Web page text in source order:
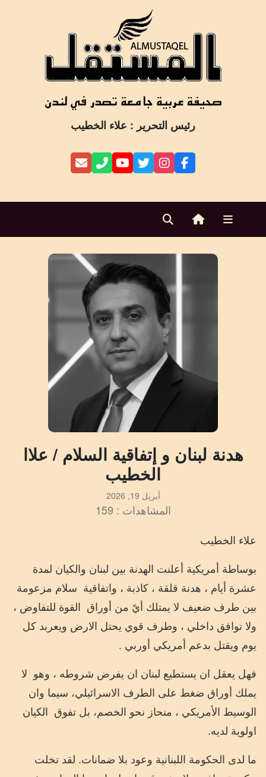
رئيس التحرير : علاء الخطيب
هدنة لبنان و إتفاقية السلام / علاا
الخطيب
أبريل 19, 2026
المشاهدات : 159
علاء الخطيب
بوساطة أمريكية أعلنت الهدنة بين لبنان والكيان لمدة
عشرة أيام ، هدنة قلقة ، كاذبة ، واتفاقية سلام مزعومة
بين طرف ضعيف لا يمتلك أيً من أوراق القوة للتفاوض ،
ولا توافق داخلي ، وطرف قوي يحتل الارض ويعربد كل
يوم ويقتل بدعم أمريكي أوربي .
فهل يعقل ان يستطيع لبنان ان يفرض شروطه ، وهو لا
يملك أوراق ضغط على الطرف الاسرائيلي، سيما وان
الوسيط الأمريكي ، منحاز نحو الخصم، بل تفوق الكيان
اولوية لديه.
ما لدى الحكومة اللبنانية وعود بلا ضمانات. لقد تخلت